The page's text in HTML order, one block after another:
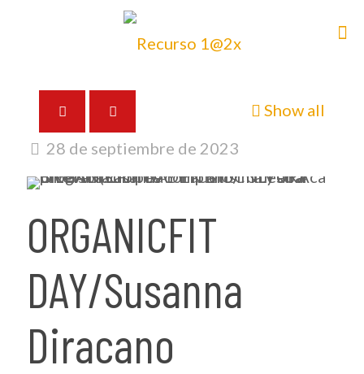
Show all
28 de septiembre de 2023
ORGANICFIT
DAY/Susanna
Diracano